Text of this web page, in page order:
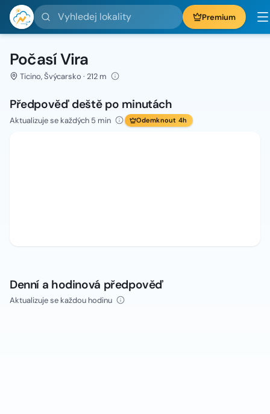
Vyhledej lokality Premium
Počasí Vira
Ticino, Švýcarsko · 212 m
Předpověď deště po minutách
Aktualizuje se každých 5 min Odemknout 4h
Denní a hodinová předpověď
Aktualizuje se každou hodinu